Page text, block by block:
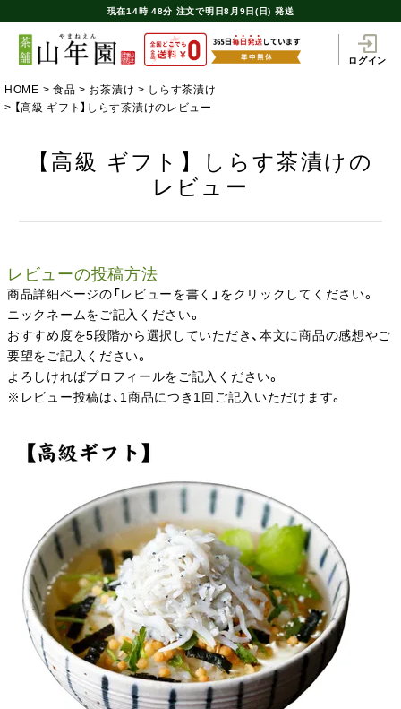
現在14時 48分 注文で明日8月9日(日) 発送
ログイン
HOME 食品 お茶漬け
しらす茶漬け
【高級 ギフト】しらす茶漬けのレビュー
【高級 ギフト】しらす茶漬けの
レビュー
レビューの投稿方法
商品詳細ページの「レビューを書く」をクリックしてください。
ニックネームをご記入ください。
おすすめ度を5段階から選択していただき、本文に商品の感想やご
要望をご記入ください。
よろしければプロフィールをご記入ください。
※レビュー投稿は、1商品につき1回ご記入いただけます。